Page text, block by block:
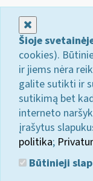
Šioje
cookies).
ir jiems nėra
galite sutikti ir
sutikimą bet
interneto
įrašytus
politika;
Būtinieji